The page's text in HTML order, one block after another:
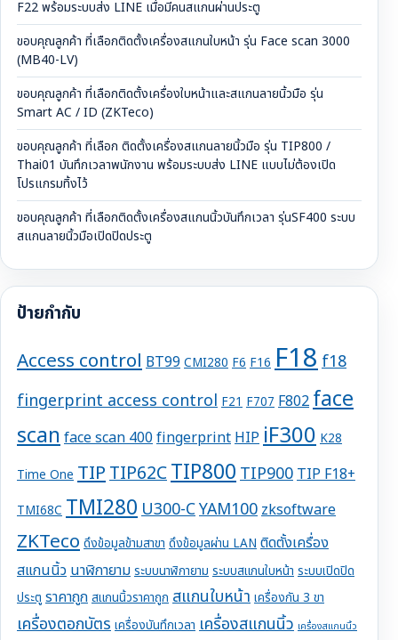
F22 พร้อมระบบส่ง LINE เมื่อมีคนสแกนผ่านประตู
ขอบคุณลูกค้า ที่เลือกติดตั้งเครื่องสแกนใบหน้า รุ่น Face scan 3000
(MB40-LV)
ขอบคุณลูกค้า ที่เลือกติดตั้งเครื่องใบหน้าและสแกนลายนิ้วมือ รุ่น
Smart AC / ID (ZKTeco)
ขอบคุณลูกค้า ที่เลือก ติดตั้งเครื่องสแกนลายนิ้วมือ รุ่น TIP800 /
Thai01 บันทึกเวลาพนักงาน พร้อมระบบส่ง LINE แบบไม่ต้องเปิด
โปรแกรมทิ้งไว้
ขอบคุณลูกค้า ที่เลือกติดตั้งเครื่องสแกนนิ้วบันทึกเวลา รุ่นSF400 ระบบ
สแกนลายนิ้วมือเปิดปิดประตู
ป้ายกำกับ
Access control BT99 CMI280 F6 F16 F18f18
fingerprint access control F21 F707 F802face
scanface scan 400fingerprintHIPiF300 K28
Time One TIPTIP62CTIP800TIP900TIP F18+
TMI68C TMI280U300-CYAM100zksoftware
ZKTeco ดึงข้อมูลข้ามสาขา ดึงข้อมูลผ่าน LAN ติดตั้งเครื่อง
สแกนนิ้วนาฬิกายาม ระบบนาฬิกายาม ระบบสแกนใบหน้า ระบบเปิดปิด
ประตู ราคาถูก สแกนนิ้วราคาถูก สแกนใบหน้า เครื่องกัน 3 ขา
เครื่องตอกบัตร เครื่องบันทึกเวลา เครื่องสแกนนิ้ว เครื่องสแกนนิ้ว